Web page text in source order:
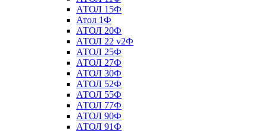
АТОЛ 15Ф
Атол 1Ф
АТОЛ 20Ф
АТОЛ 22 v2Ф
АТОЛ 25Ф
АТОЛ 27Ф
АТОЛ 30Ф
АТОЛ 52Ф
АТОЛ 55Ф
АТОЛ 77Ф
АТОЛ 90Ф
АТОЛ 91Ф